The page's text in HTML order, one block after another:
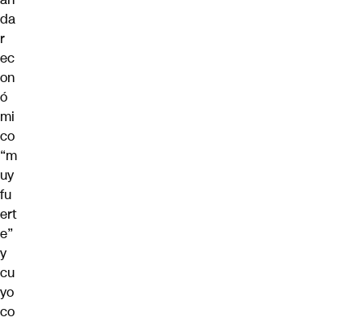
da
r
ec
on
ó
mi
co
“m
uy
fu
ert
e”
y
cu
yo
co